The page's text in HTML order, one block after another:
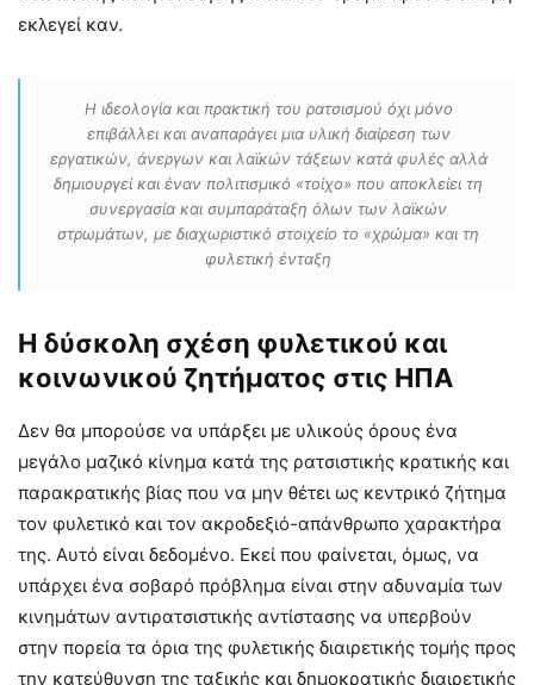
εκλεγεί καν.
Η ιδεολογία και πρακτική του ρατσισμού όχι μόνο
επιβάλλει και αναπαράγει μια υλική διαίρεση των
εργατικών, άνεργων και λαϊκών τάξεων κατά φυλές αλλά
δημιουργεί και έναν πολιτισμικό «τοίχο» που αποκλείει τη
συνεργασία και συμπαράταξη όλων των λαϊκών
στρωμάτων, με διαχωριστικό στοιχείο το «χρώμα» και τη
φυλετική ένταξη
Η δύσκολη σχέση φυλετικού και
κοινωνικού ζητήματος στις ΗΠΑ
Δεν θα μπορούσε να υπάρξει με υλικούς όρους ένα
μεγάλο μαζικό κίνημα κατά της ρατσιστικής κρατικής και
παρακρατικής βίας που να μην θέτει ως κεντρικό ζήτημα
τον φυλετικό και τον ακροδεξιό-απάνθρωπο χαρακτήρα
της. Αυτό είναι δεδομένο. Εκεί που φαίνεται, όμως, να
υπάρχει ένα σοβαρό πρόβλημα είναι στην αδυναμία των
κινημάτων αντιρατσιστικής αντίστασης να υπερβούν
στην πορεία τα όρια της φυλετικής διαιρετικής τομής προς
την κατεύθυνση της ταξικής και δημοκρατικής διαιρετικής